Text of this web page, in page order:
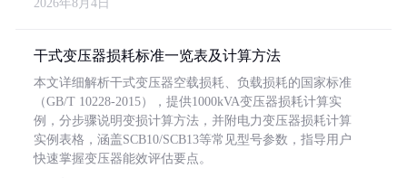
2026年8月4日
干式变压器损耗标准一览表及计算方法
本文详细解析干式变压器空载损耗、负载损耗的国家标准
（GB/T 10228-2015），提供1000kVA变压器损耗计算实
例，分步骤说明变损计算方法，并附电力变压器损耗计算
实例表格，涵盖SCB10/SCB13等常见型号参数，指导用户
快速掌握变压器能效评估要点。